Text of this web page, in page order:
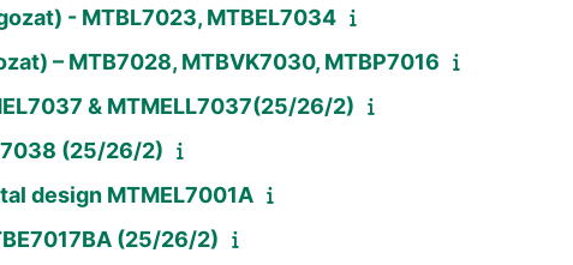
- MTBL7023, MTBEL7034
– MTB7028, MTBVK7030, MTBP7016
& MTMELL7037(25/26/2)
(25/26/2)
design MTMEL7001A
(25/26/2)